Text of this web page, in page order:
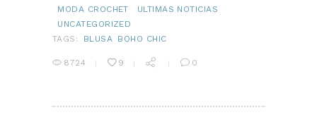
MODA CROCHET
ULTIMAS NOTICIAS
UNCATEGORIZED
TAGS:
BLUSA BOHO CHIC
8724 9 0